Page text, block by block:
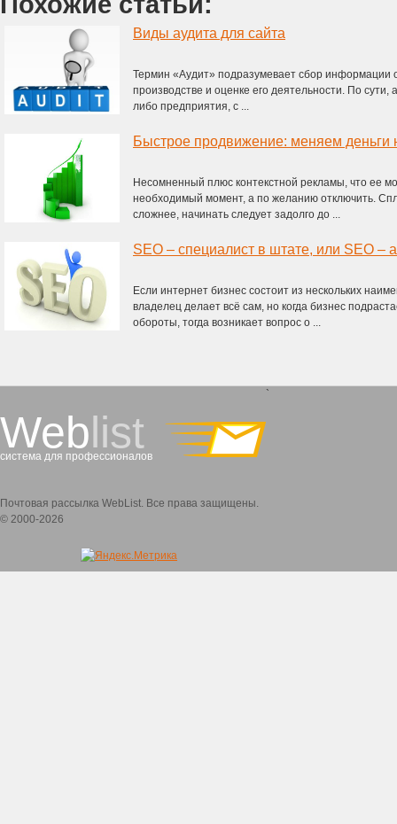
Виды аудита для сайта
Термин «Аудит» подразумевает сбор информации
производстве и оценке его деятельности. По сути,
либо предприятия, с ...
Быстрое продвижение: меняем деньги
Несомненный плюс контекстной рекламы, что ее
необходимый момент, а по желанию отключить.
сложнее, начинать следует задолго до ...
Если интернет бизнес состоит из нескольких
владелец делает всё сам, но когда бизнес
обороты, тогда возникает вопрос о ...
Weblist
система для профессионалов
`
Почтовая рассылка WebList. Все права защищены.
© 2000-2026